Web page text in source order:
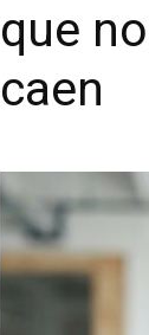
que
caen